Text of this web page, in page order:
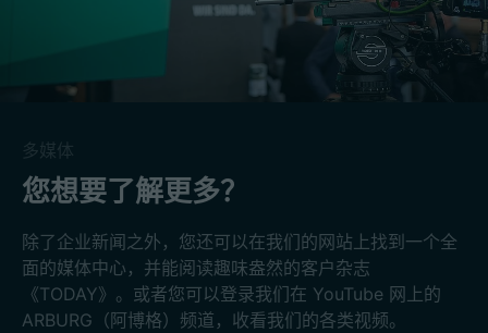
多媒体
您想要了解更多？
除了企业新闻之外，您还可以在我们的网站上找到一个全
面的媒体中心，并能阅读趣味盎然的客户杂志
《TODAY》。或者您可以登录我们在 YouTube 网上的
ARBURG（阿博格）频道，收看我们的各类视频。